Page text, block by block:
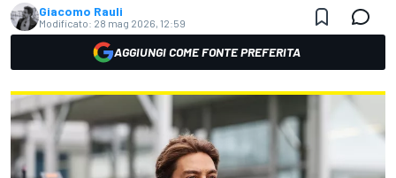
Giacomo Rauli
Modificato: 28 mag 2026, 12:59
AGGIUNGI COME FONTE PREFERITA